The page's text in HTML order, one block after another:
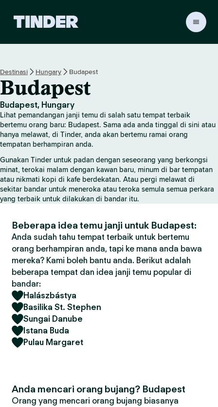
a
n
U
a
m
a
T
n
d
e
r
Destinasi Hungary Budapest
Budapest
Budapest, Hungary
Lihat pemandangan janji temu di salah satu tempat terbaik
bertemu orang baru: Budapest. Sama ada anda tinggal di sini atau
hanya melawat, di Tinder, anda akan bertemu ramai orang
tempatan berhampiran anda.
Gunakan Tinder untuk padan dengan seseorang yang berkongsi
minat, terokai malam dengan kawan baru, minum di bar tempatan
atau nikmati kopi di kafe berdekatan. Atau pergi melawat di
sekitar bandar untuk meneroka atau teroka semula semua perkara
yang terbaik untuk dilakukan di bandar itu.
Beberapa idea temu janji untuk Budapest:
Anda sudah tahu tempat terbaik untuk bertemu
orang berhampiran anda, tapi ke mana anda bawa
mereka? Kami boleh bantu anda. Berikut adalah
beberapa tempat dan idea janji temu popular di
bandar:
Halászbástya
Basilika St. Stephen
Sungai Danube
Istana Buda
Pulau Margaret
Anda mencari orang bujang? Budapest
Orang yang mencari orang bujang biasanya